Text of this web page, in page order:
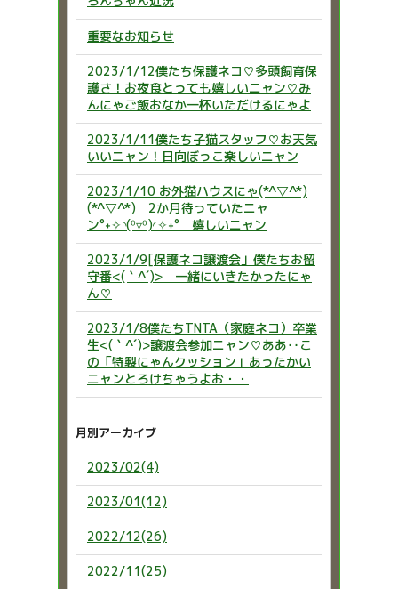
重要なお知らせ
2023/1/12僕たち保護ネコ♡多頭飼育保
護さ！お夜食とっても嬉しいニャン♡み
んにゃご飯おなか一杯いただけるにゃよ
2023/1/11僕たち子猫スタッフ♡お天気
いいニャン！日向ぼっこ楽しいニャン
2023/1/10 お外猫ハウスにゃ(*^▽^*)
(*^▽^*) 2か月待っていたニャ
ン°˖✧◝(⁰▿⁰)◜✧˖° 嬉しいニャン
2023/1/9[保護ネコ譲渡会」僕たちお留
守番<(｀^´)> 一緒にいきたかったにゃ
ん♡
2023/1/8僕たちTNTA（家庭ネコ）卒業
生<(｀^´)>譲渡会参加ニャン♡ああ‥こ
の「特製にゃんクッション」あったかい
ニャンとろけちゃうよお・・
月別アーカイブ
2023/02(4)
2023/01(12)
2022/12(26)
2022/11(25)